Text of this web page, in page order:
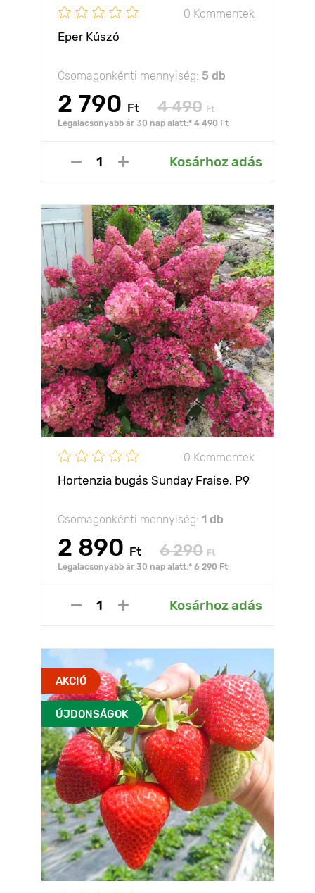
0 Kommentek
Eper Kúszó
Csomagonkénti mennyiség: 5 db
2 790 Ft 4 490 Ft
Legalacsonyabb ár 30 nap alatt:* 4 490 Ft
Kosárhoz adás
0 Kommentek
Hortenzia bugás Sunday Fraise, P9
Csomagonkénti mennyiség: 1 db
2 890 Ft 6 290 Ft
Legalacsonyabb ár 30 nap alatt:* 6 290 Ft
Kosárhoz adás
AKCIÓ
ÚJDONSÁGOK